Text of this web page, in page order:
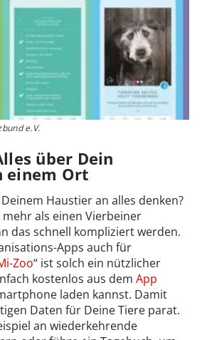
e.V.
über Dein
einem Ort
Haustier an alles denken?
als einen Vierbeiner
das schnell kompliziert werden.
Apps auch für
Zoo“ ist solch ein nützlicher
kostenlos aus dem App
laden kannst. Damit
Daten für Deine Tiere parat.
an wiederkehrende